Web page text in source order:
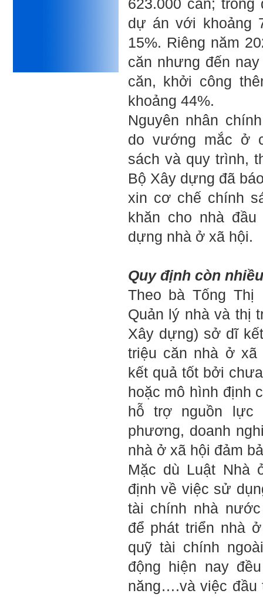
623.000 căn;
dự án với khoảng
15%. Riêng năm
căn nhưng đến
căn, khởi công
khoảng 44%.
Nguyên nhân
do vướng mắc ở
sách và quy trình,
Bộ Xây dựng đã
xin cơ chế chính
khăn cho nhà
dựng nhà ở xã hội.
Quy định còn
Theo bà Tống Thị
Quản lý nhà và thị
Xây dựng) sở dĩ
triệu căn nhà ở
kết quả tốt bởi
hoặc mô hình định
hỗ trợ nguồn lực
phương, doanh
nhà ở xã hội đảm
Mặc dù Luật Nhà
định về việc sử
tài chính nhà
để phát triển nhà
quỹ tài chính
động hiện nay
năng….và việc đầu